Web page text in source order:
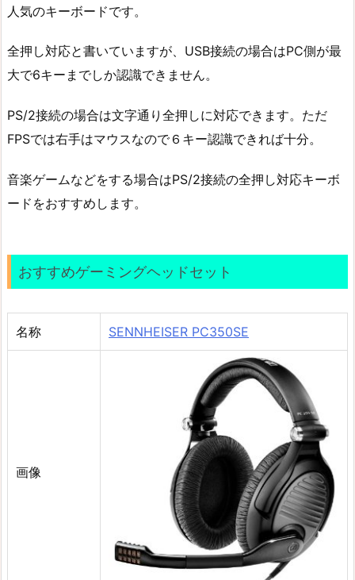
人気のキーボードです。
全押し対応と書いていますが、USB接続の場合はPC側が最
大で6キーまでしか認識できません。
PS/2接続の場合は文字通り全押しに対応できます。ただ
FPSでは右手はマウスなので６キー認識できれば十分。
音楽ゲームなどをする場合はPS/2接続の全押し対応キーボ
ードをおすすめします。
おすすめゲーミングヘッドセット
名称 SENNHEISER PC350SE
画像